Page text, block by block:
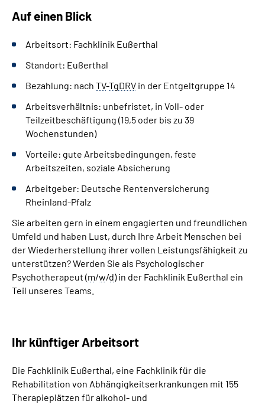
Auf einen Blick
Arbeitsort: Fachklinik Eußerthal
Standort: Eußerthal
Bezahlung: nach TV-TgDRV in der Entgeltgruppe 14
Arbeitsverhältnis: unbefristet, in Voll- oder
Teilzeitbeschäftigung (19,5 oder bis zu 39
Wochenstunden)
Vorteile: gute Arbeitsbedingungen, feste
Arbeitszeiten, soziale Absicherung
Arbeitgeber: Deutsche Rentenversicherung
Rheinland-Pfalz
Sie arbeiten gern in einem engagierten und freundlichen
Umfeld und haben Lust, durch Ihre Arbeit Menschen bei
der Wiederherstellung ihrer vollen Leistungsfähigkeit zu
unterstützen? Werden Sie als Psychologischer
Psychotherapeut (m/w/d) in der Fachklinik Eußerthal ein
Teil unseres Teams
Ihr künftiger Arbeitsort
Die Fachklinik Eußerthal, eine Fachklinik für die
Rehabilitation von Abhängigkeitserkrankungen mit 155
Therapieplätzen für alkohol- und